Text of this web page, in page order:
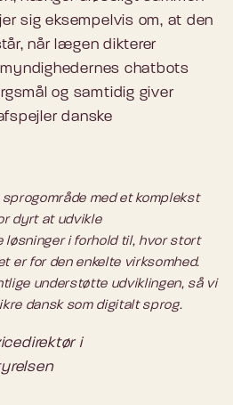
sig eksempelvis om, at den
når lægen dikterer
chatbots
og samtidig giver
danske
sprogområde med et komplekst
dyrt at udvikle
løsninger i forhold til, hvor stort
er for den enkelte virksomhed.
understøtte udviklingen, så vi
dansk som digitalt sprog.
i